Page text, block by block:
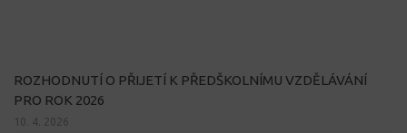
ROZHODNUTÍ O PŘIJETÍ K PŘEDŠKOLNÍMU VZDĚLÁVÁNÍ
PRO ROK 2026
10. 4. 2026